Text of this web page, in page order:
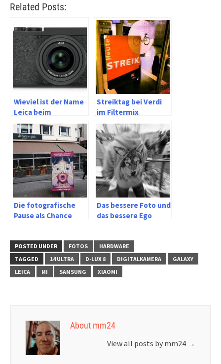
Related Posts:
Wieviel ist der Name
Leica beim
Kamerakauf wert?
Streiktag bei Verdi
im Filtermix
Die fotografische
Pause als Chance
Das bessere Foto und
das bessere Ego
POSTED UNDER FOTOS
HARDWARE
TAGGED
14 ULTRA D-LUX 8 DIGITALKAMERA
GALAXY
LEICA
MI SAMSUNG XIAOMI
About mm24
View all posts by mm24 →